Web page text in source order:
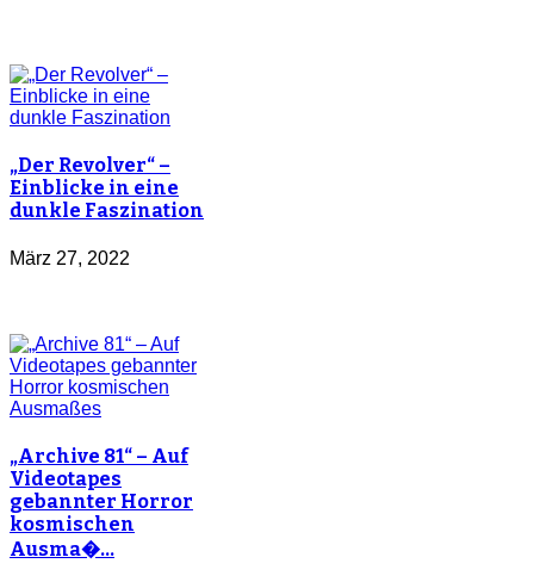
„Der Revolver“ –
Einblicke in eine
dunkle Faszination
März 27, 2022
„Archive 81“ – Auf
Videotapes
gebannter Horror
kosmischen
Ausma�…